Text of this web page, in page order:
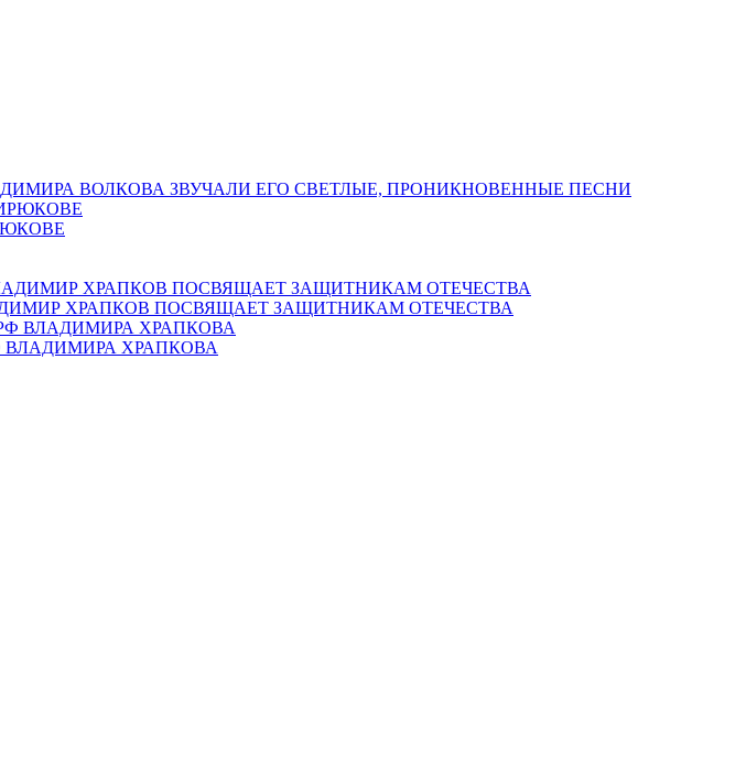
ВОЛКОВА ЗВУЧАЛИ ЕГО СВЕТЛЫЕ, ПРОНИКНОВЕННЫЕ ПЕСНИ
ХРАПКОВ ПОСВЯЩАЕТ ЗАЩИТНИКАМ ОТЕЧЕСТВА
ВЛАДИМИРА ХРАПКОВА